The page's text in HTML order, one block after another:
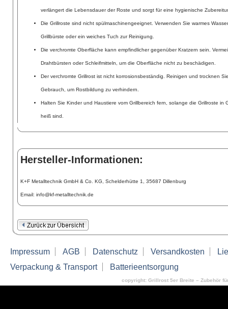
verlängert die Lebensdauer der Roste und sorgt für eine hygienische
Die Grillroste sind nicht spülmaschinengeeignet. Verwenden Sie warmes
Grillbürste oder ein weiches Tuch zur Reinigung.
Die verchromte Oberfläche kann empfindlicher gegenüber Kratzern sein.
Drahtbürsten oder Schleifmitteln, um die Oberfläche nicht zu beschädigen.
Der verchromte Grillrost ist nicht korrosionsbeständig. Reinigen und trocknen
Gebrauch, um Rostbildung zu verhindern.
Halten Sie Kinder und Haustiere vom Grillbereich fern, solange die Grillroste in
heiß sind.
Hersteller-Informationen:
K+F Metalltechnik GmbH & Co. KG, Schelderhütte 1, 35687 Dillenburg
Email: info@kf-metalltechnik.de
Impressum AGB Datenschutz Versandkosten
Verpackung & Transport
Batterieentsorgung
copyright: Grillrost 5er Breite – Zubehör